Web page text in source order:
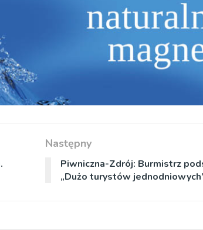
Następny
Piwniczna-Zdrój: Burmistrz
„Dużo turystów